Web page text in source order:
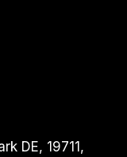
DE, 19711,